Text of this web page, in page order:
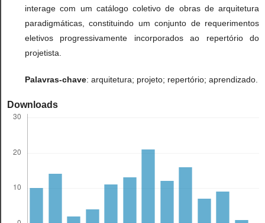
interage com um catálogo coletivo de obras de arquitetura
paradigmáticas, constituindo um conjunto de requerimentos
eletivos progressivamente incorporados ao repertório do
projetista.
Palavras-chave: arquitetura; projeto; repertório; aprendizado.
Downloads